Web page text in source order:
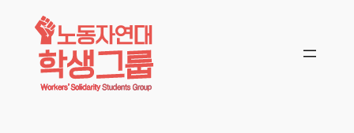
콘텐츠로
바로가기